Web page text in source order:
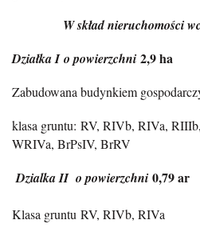
W skład nieruchomości
Działka I o powierzchni 2,9 ha
Zabudowana budynkiem
klasa gruntu: RV, RIVb, RIVa,
WRIVa, BrPsIV, BrRV
Dzialka II o powierzchni 0,79 ar
Klasa gruntu RV, RIVb, RIVa